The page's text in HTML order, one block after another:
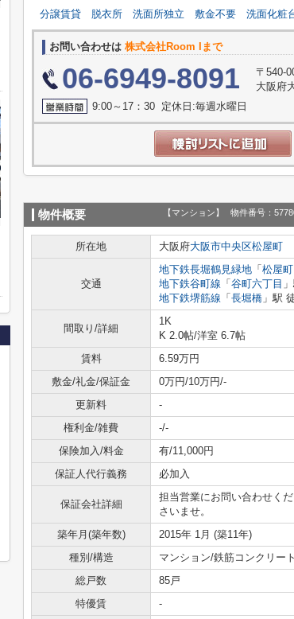
分譲賃貸 脱衣所 洗面所独立 敷金不要 洗面化粧
お問い合わせは 株式会社Room Iまで
06-6949-8091
〒540-
大阪府
9:00～17：30 定休日:毎週水曜日
物件概要 【マンション】 物件番号：
所在地 大阪府大阪市中央区松屋町
交通
地下鉄長堀鶴見緑地 「 松屋町
地下鉄谷町線 「 谷町六丁目
地下鉄堺筋線 「 長堀橋 」駅
間取り/詳細
1K
K 2.0帖/洋室 6.7帖
賃料 6.59万円
敷金/礼金/保証金
0万円/10万円/-
更新料
-
権利金/雑費
-/-
保険加入/料金
有/11,000円
保証人代行義務
必加入
保証会社詳細
担当営業にお問い合わせくだ
さいませ。
築年月(築年数) 2015年 1月 (築11年)
種別/構造
マンション/鉄筋コンクリート
総戸数
85戸
特優賃
-